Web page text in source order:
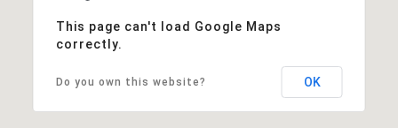
This page can't load Google Maps
correctly.
Do you own this website? OK